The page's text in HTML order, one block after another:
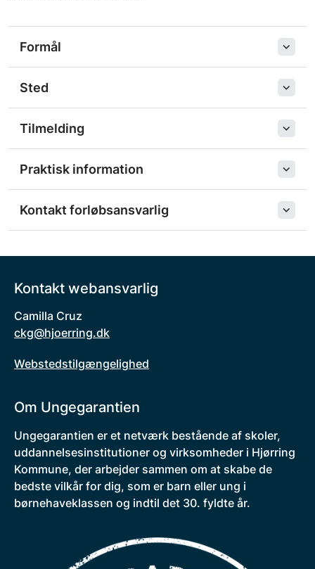
Formål
Sted
Tilmelding
Praktisk information
Kontakt forløbsansvarlig
Kontakt webansvarlig
Camilla Cruz
ckg@hjoerring.dk
Webstedstilgængelighed
Om Ungegarantien
Ungegarantien er et netværk bestående af skoler,
uddannelsesinstitutioner og virksomheder i Hjørring
Kommune, der arbejder sammen om at skabe de
bedste vilkår for dig, som er barn eller ung i
børnehaveklassen og indtil det 30. fyldte år.